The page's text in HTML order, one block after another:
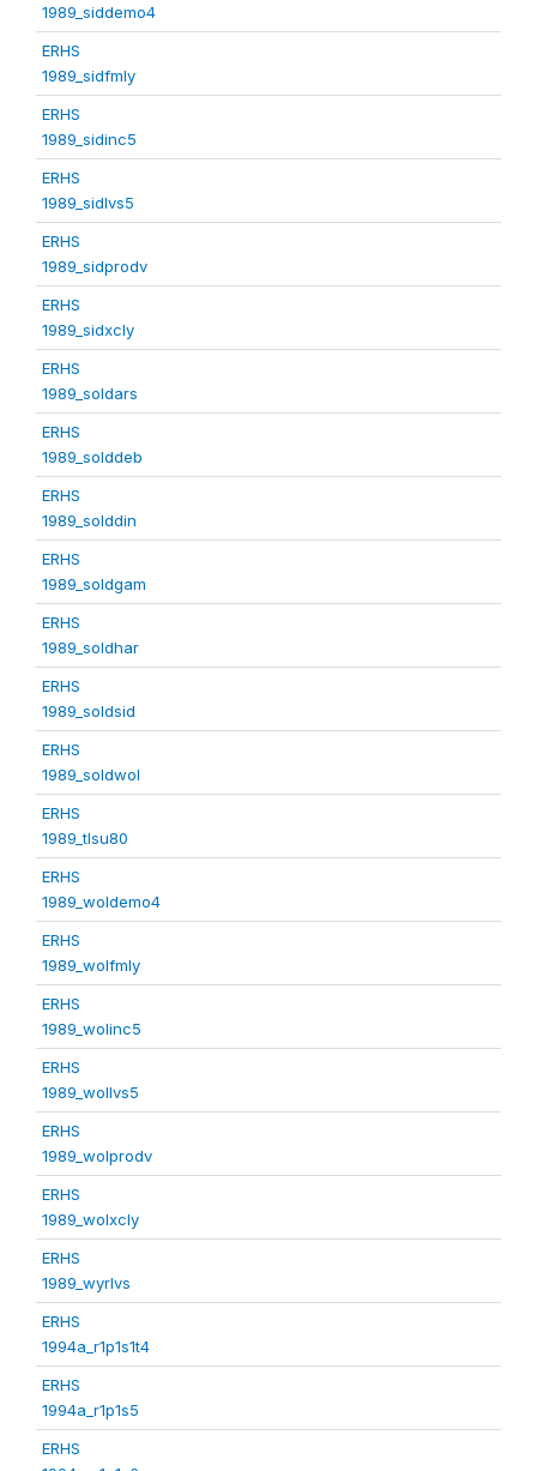
1989_siddemo4
ERHS
1989_sidfmly
ERHS
1989_sidinc5
ERHS
1989_sidlvs5
ERHS
1989_sidprodv
ERHS
1989_sidxcly
ERHS
1989_soldars
ERHS
1989_solddeb
ERHS
1989_solddin
ERHS
1989_soldgam
ERHS
1989_soldhar
ERHS
1989_soldsid
ERHS
1989_soldwol
ERHS
1989_tlsu80
ERHS
1989_woldemo4
ERHS
1989_wolfmly
ERHS
1989_wolinc5
ERHS
1989_wollvs5
ERHS
1989_wolprodv
ERHS
1989_wolxcly
ERHS
1989_wyrlvs
ERHS
1994a_r1p1s1t4
ERHS
1994a_r1p1s5
ERHS